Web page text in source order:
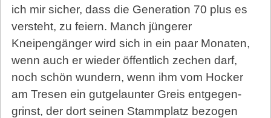
ich mir sicher, dass die Generation 70 plus es
versteht, zu feiern. Manch jüngerer
Kneipengänger wird sich in ein paar Monaten,
wenn auch er wieder öffentlich zechen darf,
noch schön wundern, wenn ihm vom Hocker
am Tresen ein gutgelaunter Greis ent­ge­gen­
grinst, der dort seinen Stammplatz bezogen